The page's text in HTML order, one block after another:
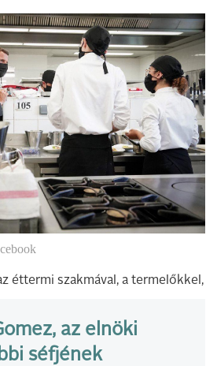
éttermi szakmával, a termelőkkel,
az elnöki
séfjének